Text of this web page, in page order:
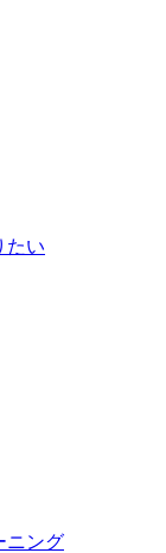
たい
ニング